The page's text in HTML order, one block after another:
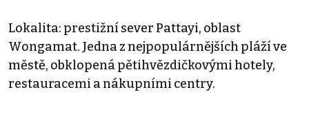
Lokalita: prestižní sever Pattayi, oblast
Wongamat. Jedna z nejpopulárnějších pláží ve
městě, obklopená pětihvězdičkovými hotely,
restauracemi a nákupními centry.